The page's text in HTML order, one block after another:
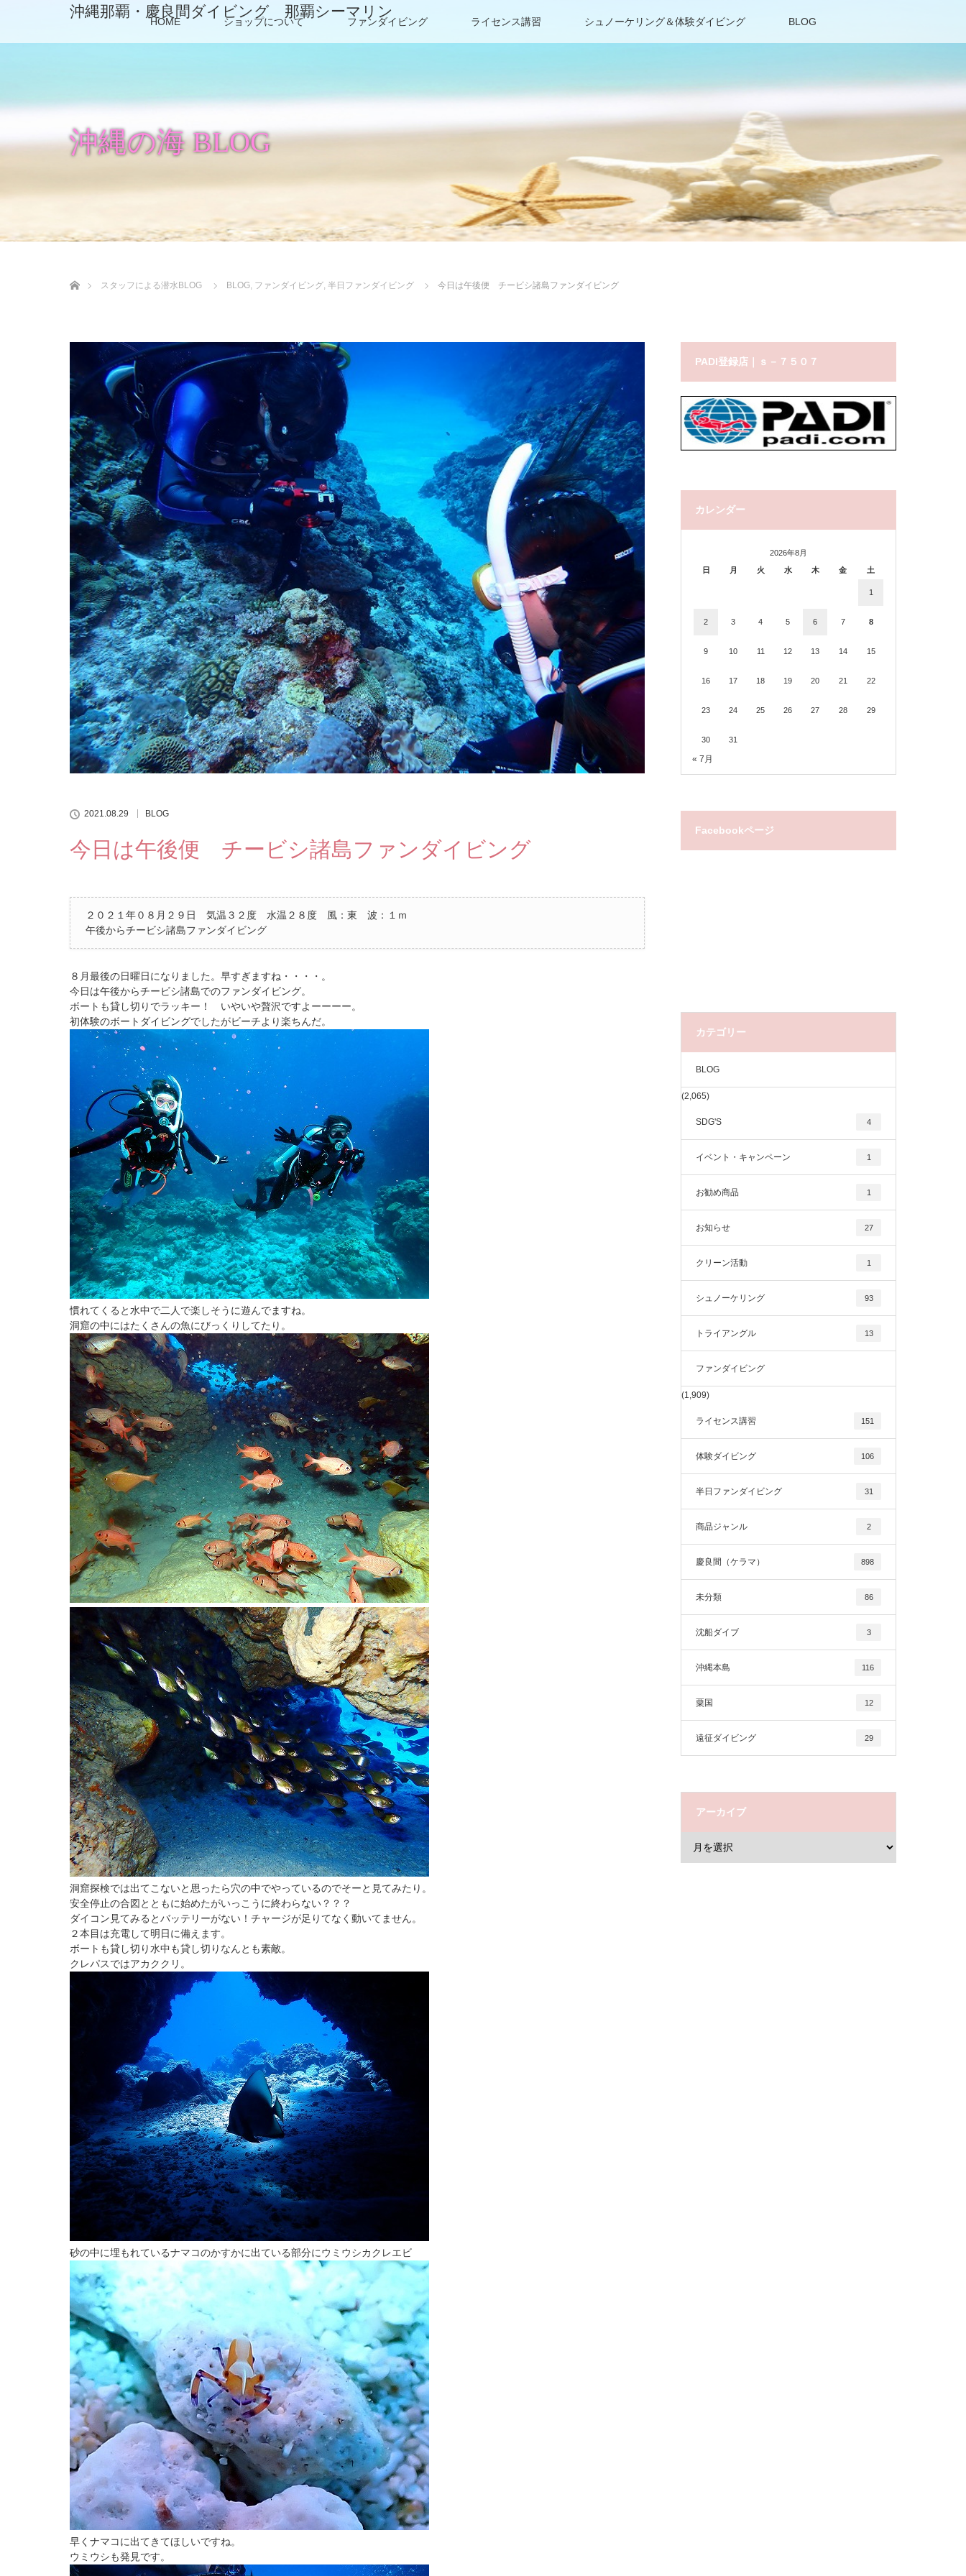
沖縄那覇・慶良間ダイビング 那覇シーマリン
HOME ショップについて ファンダイビング ライセンス講習 シュノーケリング＆体験ダイビング BLOG
沖縄の海 BLOG
スタッフによる潜水BLOG
BLOG, ファンダイビング, 半日ファンダイビング 今日は午後便 チービシ諸島ファンダイビング
2021.08.29 BLOG
今日は午後便 チービシ諸島ファンダイビング
２０２１年０８月２９日 気温３２度 水温２８度 風：東 波：１ｍ
午後からチービシ諸島ファンダイビング
８月最後の日曜日になりました。早すぎますね・・・・。
今日は午後からチービシ諸島でのファンダイビング。
ボートも貸し切りでラッキー！ いやいや贅沢ですよーーーー。
初体験のボートダイビングでしたがビーチより楽ちんだ。
慣れてくると水中で二人で楽しそうに遊んでますね。
洞窟の中にはたくさんの魚にびっくりしてたり。
洞窟探検では出てこないと思ったら穴の中でやっているのでそーと見てみたり。
安全停止の合図とともに始めたがいっこうに終わらない？？？
ダイコン見てみるとバッテリーがない！チャージが足りてなく動いてません。
２本目は充電して明日に備えます。
ボートも貸し切り水中も貸し切りなんとも素敵。
クレパスではアカククリ。
砂の中に埋もれているナマコのかすかに出ている部分にウミウシカクレエビ
早くナマコに出てきてほしいですね。
ウミウシも発見です。
PADI登録店｜ｓ－７５０７
カレンダー
2026年8月
日
月 火 水 木 金 土
1
2 3 4 5 6 7 8
9 10 11 12 13 14 15
16 17 18 19 20 21 22
23 24 25 26 27 28 29
30 31
« 7月
Facebookページ
カテゴリー
BLOG
(2,065)
SDG'S 4
イベント・キャンペーン 1
お勧め商品 1
お知らせ 27
クリーン活動 1
シュノーケリング 93
トライアングル 13
ファンダイビング
(1,909)
ライセンス講習 151
体験ダイビング 106
半日ファンダイビング 31
商品ジャンル 2
慶良間（ケラマ） 898
未分類 86
沈船ダイブ 3
沖縄本島 116
粟国 12
遠征ダイビング 29
アーカイブ